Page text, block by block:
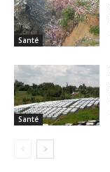
Santé
Santé